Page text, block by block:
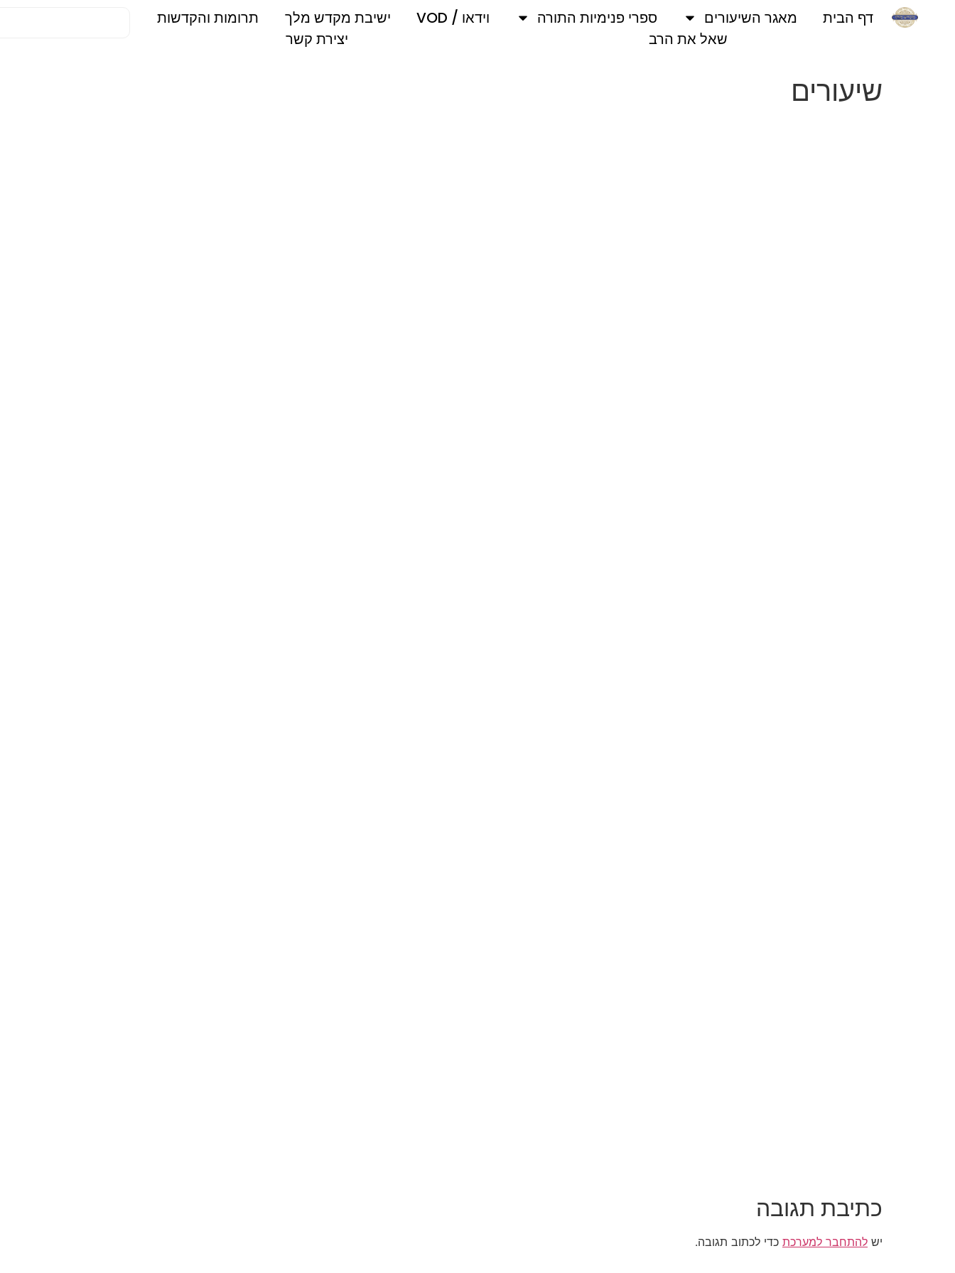
דף הבית מאגר השיעורים ספרי פנימיות התורה וידאו / VOD ישיבת מקדש מלך
תרומות והקדשות
שאל את הרב
יצירת קשר
שיעורים
כתיבת תגובה
להתחבר למערכתכדי לכתוב תגובה.